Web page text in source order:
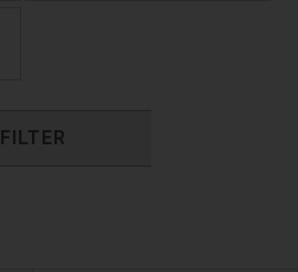
FILTER